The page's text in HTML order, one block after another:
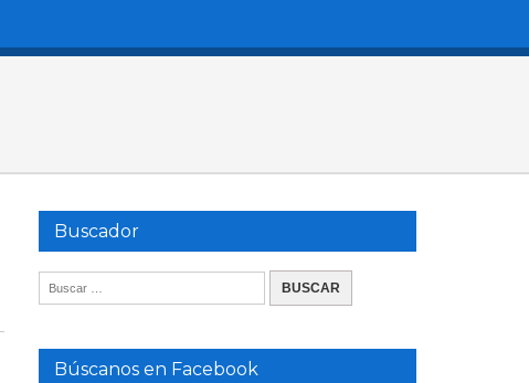
Buscador
Búscanos en Facebook